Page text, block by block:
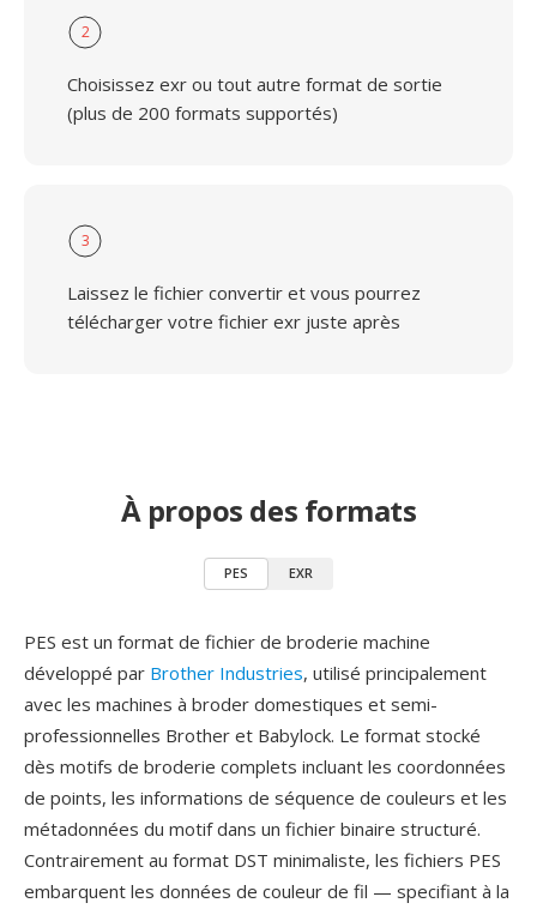
2
Choisissez exr ou tout autre format de sortie
(plus de 200 formats supportés)
3
Laissez le fichier convertir et vous pourrez
télécharger votre fichier exr juste après
À propos des formats
PES EXR
PES est un format de fichier de broderie machine
développé par Brother Industries, utilisé principalement
avec les machines à broder domestiques et semi-
professionnelles Brother et Babylock. Le format stocké
dès motifs de broderie complets incluant les coordonnées
de points, les informations de séquence de couleurs et les
métadonnées du motif dans un fichier binaire structuré.
Contrairement au format DST minimaliste, les fichiers PES
embarquent les données de couleur de fil — specifiant à la